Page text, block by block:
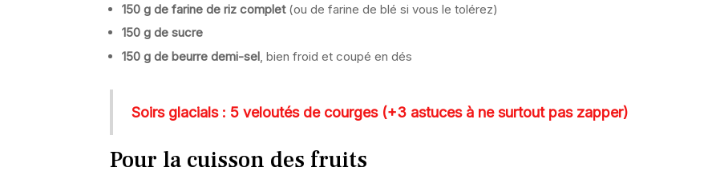
150 g de farine de riz complet(ou de farine de blé si vous le tolérez)
150 g de sucre
150 g de beurre demi-sel , bien froid et coupé en dés
Soirs glacials : 5 veloutés de courges (+3 astuces à ne surtout pas zapper)
Pour la cuisson des fruits